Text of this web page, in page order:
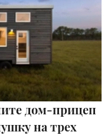
дом-прицеп
на трех